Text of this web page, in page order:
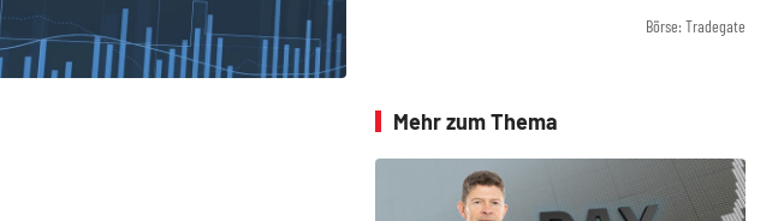
Börse: Tradegate
Mehr zum Thema